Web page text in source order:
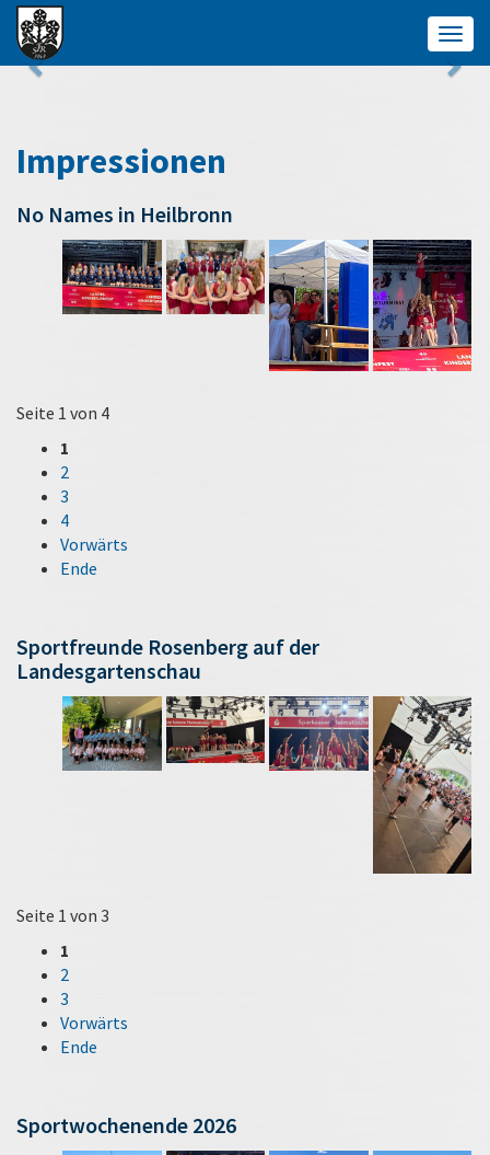
Impressionen
No Names in Heilbronn
Seite 1 von 4
1
2
3
4
Vorwärts
Ende
Sportfreunde Rosenberg auf der
Landesgartenschau
Seite 1 von 3
1
2
3
Vorwärts
Ende
Sportwochenende 2026